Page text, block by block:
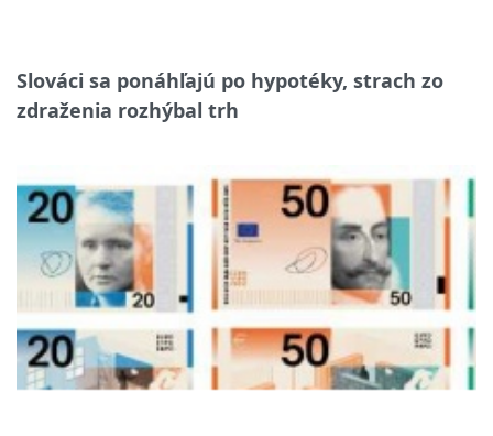
Slováci sa ponáhľajú po hypotéky, strach zo
zdraženia rozhýbal trh